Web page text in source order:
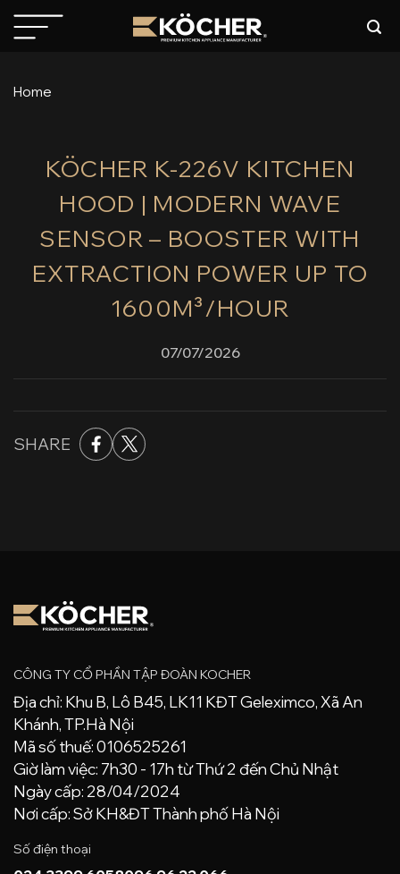
Skip
to
Home
KÖCHER K-226V KITCHEN
HOOD | MODERN WAVE
SENSOR – BOOSTER WITH
EXTRACTION POWER UP TO
1600M³/HOUR
07/07/2026
SHARE
CÔNG TY CỔ PHẦN TẬP ĐOÀN KOCHER
Địa chỉ: Khu B, Lô B45, LK11 KĐT Geleximco, Xã An
Khánh, TP.Hà Nội
Mã số thuế: 0106525261
Giờ làm việc: 7h30 - 17h từ Thứ 2 đến Chủ Nhật
Ngày cấp: 28/04/2024
Nơi cấp: Sở KH&ĐT Thành phố Hà Nội
Số điện thoại